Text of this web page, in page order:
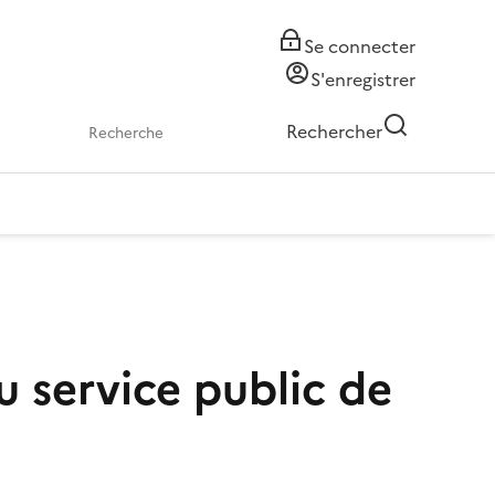
Se connecter
S'enregistrer
Rechercher
service public de